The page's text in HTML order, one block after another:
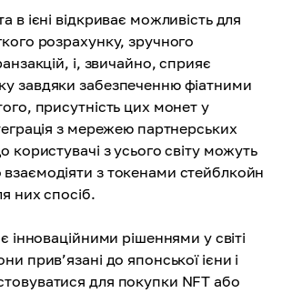
в ієні відкриває можливість для
розрахунку, зручного
і, звичайно, сприяє
завдяки забезпеченню фіатними
присутність цих монет у
з мережею партнерських
користувачі з усього світу можуть
з токенами стейблкойн
них спосіб.
інноваційними рішеннями у світі
прив’язані до японської ієни і
для покупки NFT або